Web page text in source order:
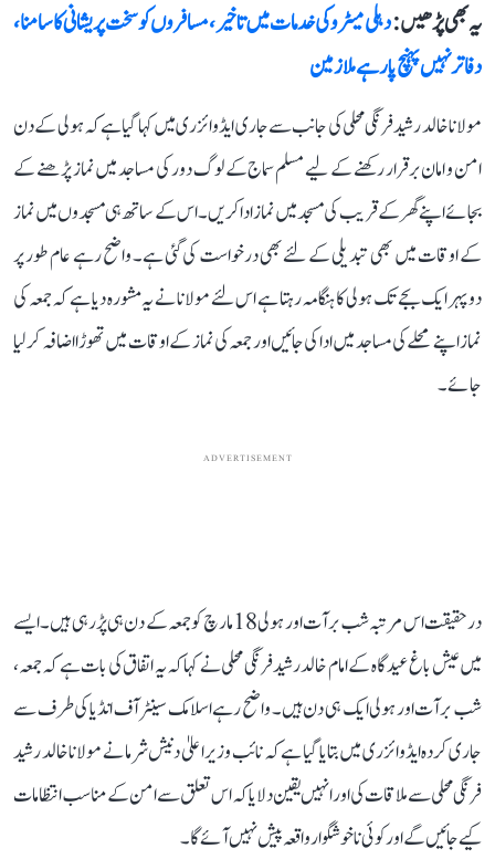
یہ بھی پڑھیں :دہلی میٹرو کی خدمات میں تاخیر، مسافروں کو سخت پریشانی کا سامنا،
دفاتر نہیں پہنچ پا رہے ملازمین
مولانا خالد رشید فرنگی محلی کی جانب سے جاری ایڈوائزری میں کہا گیا ہے کہ ہولی کے دن
امن و امان برقرار رکھنے کے لیے مسلم سماج کے لوگ دور کی مساجد میں نماز پڑھنے کے
بجائے اپنے گھر کے قریب کی مسجد میں نماز ادا کریں۔ اس کے ساتھ ہی مسجدوں میں نماز
کے اوقات میں بھی تبدیلی کے لئے بھی درخواست کی گئی ہے۔ واضح رہے عام طور پر
دوپہر ایک بجے تک ہولی کا ہنگامہ رہتا ہے اس لئے مولانا نے یہ مشورہ دیا ہے کہ جمعہ کی
نماز اپنے محلے کی مساجد میں ادا کی جائیں اور جمعہ کی نماز کے اوقات میں تھوڑا اضافہ کر لیا
جائے۔
ADVERTISEMENT
درحقیقت اس مرتبہ شب برآت اور ہولی 18 مارچ کو جمعہ کے دن ہی پڑ رہی ہیں۔ ایسے
میں عیش باغ عیدگاہ کے امام خالد رشید فرنگی محلی نے کہا کہ یہ اتفاق کی بات ہے کہ جمعہ،
شب برآت اور ہولی ایک ہی دن ہیں۔ واضح رہے اسلامک سینٹر آف انڈیا کی طرف سے
جاری کردہ ایڈوائزری میں بتایا گیا ہے کہ نائب وزیر اعلیٰ دنیش شرما نے مولانا خالد رشید
فرنگی محلی سے ملاقات کی اور انہیں یقین دلایا کہ اس تعلق سے امن کے مناسب انتظامات
کیے جائیں گے اور کوئی ناخوشگوار واقعہ پیش نہیں آئے گا۔